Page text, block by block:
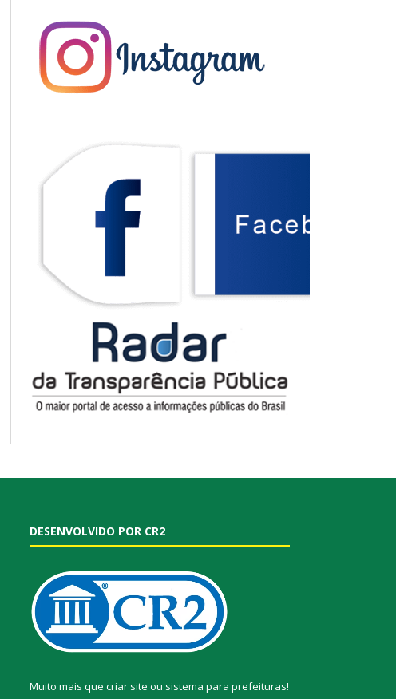
DESENVOLVIDO POR CR2
Muito mais que criar site ou sistema para prefeituras!